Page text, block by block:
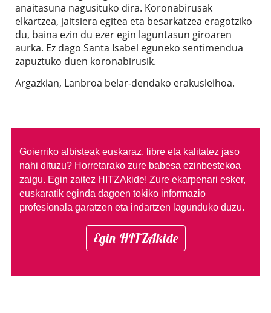
anaitasuna nagusituko dira. Koronabirusak
elkartzea, jaitsiera egitea eta besarkatzea eragotziko
du, baina ezin du ezer egin laguntasun giroaren
aurka. Ez dago Santa Isabel eguneko sentimendua
zapuztuko duen koronabirusik.
Argazkian, Lanbroa belar-dendako erakusleihoa.
Goierriko albisteak euskaraz, libre eta kalitatez jaso
nahi dituzu? Horretarako zure babesa ezinbestekoa
zaigu. Egin zaitez HITZAkide! Zure ekarpenari esker,
euskaratik eginda dagoen tokiko informazio
profesionala garatzen eta indartzen lagunduko duzu.
Egin HITZAkide